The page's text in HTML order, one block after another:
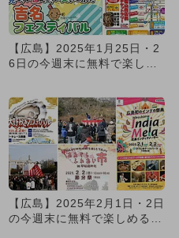
【広島】2025年1月25日・2
6日の今週末に無料で楽しめ
【広島】2025年2月1日・2日
の今週末に無料で楽しめるイ